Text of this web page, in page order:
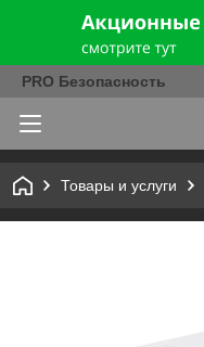
PRO Безопасность
Товары и услуги